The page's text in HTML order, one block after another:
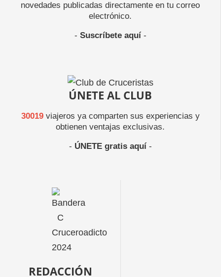
novedades publicadas directamente en tu correo
electrónico.
- Suscríbete aquí-
ÚNETE AL CLUB
30019viajeros ya comparten sus experiencias y
obtienen ventajas exclusivas.
- ÚNETE gratis aquí-
REDACCIÓN